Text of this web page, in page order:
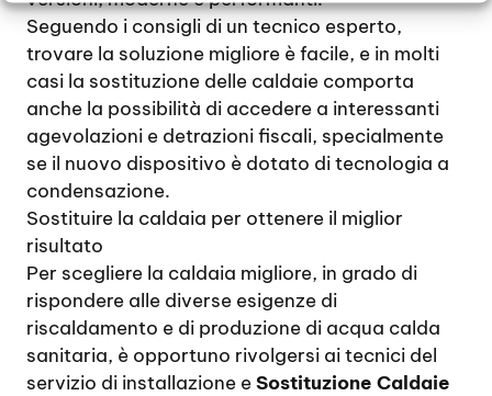
Seguendo i consigli di un tecnico esperto,
trovare la soluzione migliore è facile, e in molti
casi la sostituzione delle caldaie comporta
anche la possibilità di accedere a interessanti
agevolazioni e detrazioni fiscali, specialmente
se il nuovo dispositivo è dotato di tecnologia a
condensazione.
Sostituire la caldaia per ottenere il miglior
risultato
Per scegliere la caldaia migliore, in grado di
rispondere alle diverse esigenze di
riscaldamento e di produzione di acqua calda
sanitaria, è opportuno rivolgersi ai tecnici del
servizio di installazione eSostituzione Caldaie